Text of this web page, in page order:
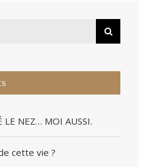
LE NEZ… MOI AUSSI.
cette vie ?